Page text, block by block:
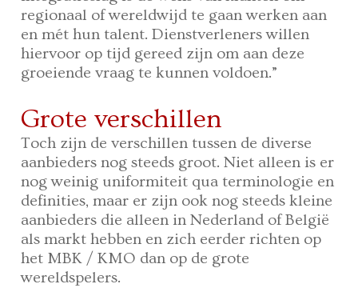
regionaal of wereldwijd te gaan werken aan
en mét hun talent. Dienstverleners willen
hiervoor op tijd gereed zijn om aan deze
groeiende vraag te kunnen voldoen.”
Grote verschillen
Toch zijn de verschillen tussen de diverse
aanbieders nog steeds groot. Niet alleen is er
nog weinig uniformiteit qua terminologie en
definities, maar er zijn ook nog steeds kleine
aanbieders die alleen in Nederland of België
als markt hebben en zich eerder richten op
het MBK / KMO dan op de grote
wereldspelers.